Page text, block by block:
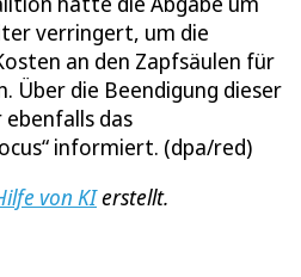
verringert, um die
an den Zapfsäulen für
Über die Beendigung dieser
das
informiert. (dpa/red)
von KIerstellt.